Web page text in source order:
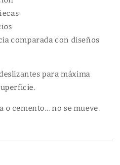
comparada con diseños
para máxima
o cemento… no se mueve.